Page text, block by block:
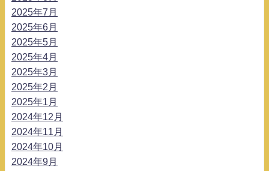
2025年7月
2025年6月
2025年5月
2025年4月
2025年3月
2025年2月
2025年1月
2024年12月
2024年11月
2024年10月
2024年9月